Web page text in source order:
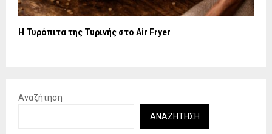
Η Τυρόπιτα της Τυρινής στο Air Fryer
Αναζήτηση
ΑΝΑΖΉΤΗΣΗ